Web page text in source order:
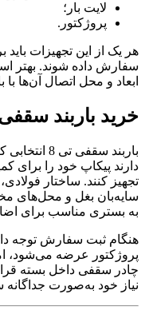
لایت بار؛
پروژکتور.
هر یک از این تجهیزات
سفارش داده شوند. بهتر
ابعاد و محل اتصال آن‌ها
خرید باربند سقفی
باربند
دارند پیکاپ خود را
تجهیز کنند. ساختار
سایه‌بان بغل و محل‌های
به بستری مناسب برای
هنگام ثبت سفارش توجه
پروژکتور عرضه می‌شود،
چادر سقفی داخل بسته قرار
نیاز خود به‌صورت